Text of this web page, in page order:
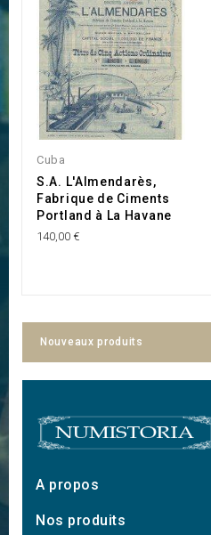
Cuba
S.A. L'Almendarès,
Fabrique de Ciments
Portland à La Havane
140,00 €
Nouveaux produits
A propos
Nos produits